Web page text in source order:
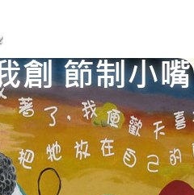
創 節制小嘴